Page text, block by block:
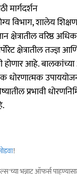
मार्गदर्शन
विभाग, शालेय
क्षेत्रातील वरिष्ठ
क्षेत्रातील तज्ज्ञ
होणार आहे.
धोरणात्मक
प्रभावी
!
भन्नाट ऑफर्स